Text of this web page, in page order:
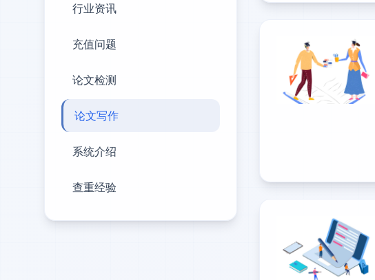
行业资讯
充值问题
论文检测
论文写作
系统介绍
查重经验